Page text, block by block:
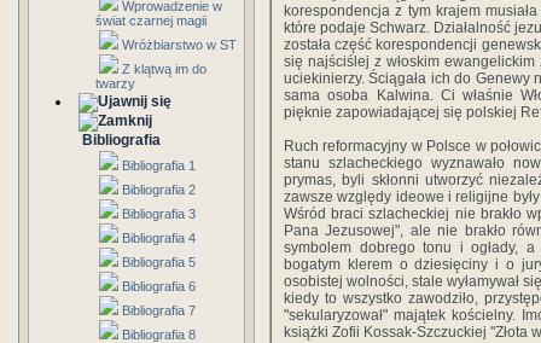
Wprowadzenie w
świat czarnej magii
Wróżbiarstwo w ST
Z klątwą im do
twarzy
Bibliografia
Bibliografia 1
Bibliografia 2
Bibliografia 3
Bibliografia 4
Bibliografia 5
Bibliografia 6
Bibliografia 7
Bibliografia 8
korespondencja z tym krajem
które podaje Schwarz. Działalność
została część korespondencji
się najściślej z włoskim
uciekinierzy. Ściągała ich do Genewy
sama osoba Kalwina. Ci właśnie
pięknie zapowiadającej się polskiej
Ruch reformacyjny w Polsce w
stanu szlacheckiego wyznawało
prymas, byli skłonni utworzyć
zawsze względy ideowe i religijne
Wśród braci szlacheckiej nie brakło
Pana Jezusowej", ale nie brakło
symbolem dobrego tonu i ogłady,
bogatym klerem o dziesięciny i o
osobistej wolności, stale wyłamywał
kiedy to wszystko zawodziło,
"sekularyzował" majątek kościelny.
książki Zofii Kossak-Szczuckiej "Złota